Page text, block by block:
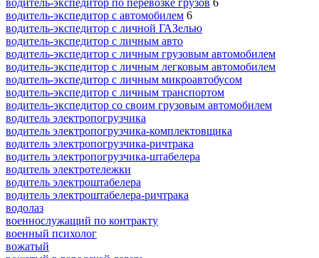
водитель-экспедитор с автомобилем 6
водитель-экспедитор с личной ГАЗелью
водитель-экспедитор с личным авто
водитель-экспедитор с личным грузовым автомобилем
водитель-экспедитор с личным легковым автомобилем
водитель-экспедитор с личным микроавтобусом
водитель-экспедитор с личным транспортом
водитель-экспедитор со своим грузовым автомобилем
водитель электропогрузчика
водитель электропогрузчика-комплектовщика
водитель электропогрузчика-ричтрака
водитель электропогрузчика-штабелера
водитель электротележки
водитель электроштабелера
водитель электроштабелера-ричтрака
водолаз
военнослужащий по контракту
военный психолог
вожатый